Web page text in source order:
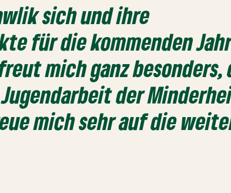
sich und ihre
für die kommenden
mich ganz besonders,
der
mich sehr auf die